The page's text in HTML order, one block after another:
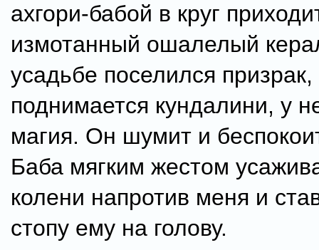
ахгори-бабой в круг
измотанный ошалелый
усадьбе поселился призрак,
поднимается кундалини, у
магия. Он шумит и
Баба мягким жестом
колени напротив меня и
стопу ему на голову.